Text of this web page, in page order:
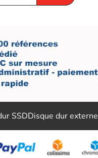
SSDDisque dur externe